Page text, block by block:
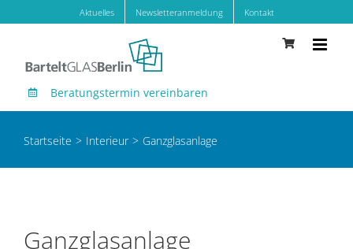
springen
Aktuelles Newsletteranmeldung Kontakt
Beratungstermin vereinbaren
Startseite Interieur Ganzglasanlage
Ganzglasanlage